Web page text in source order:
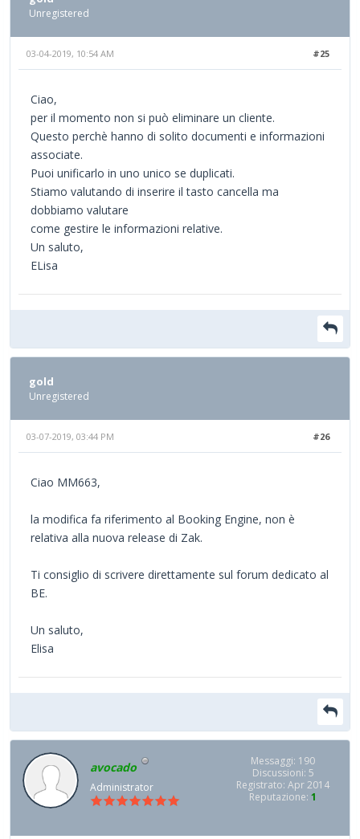
Unregistered
#25
03-04-2019, 10:54 AM
Ciao,
per il momento non si può eliminare un cliente.
Questo perchè hanno di solito documenti e informazioni
associate.
Puoi unificarlo in uno unico se duplicati.
Stiamo valutando di inserire il tasto cancella ma
dobbiamo valutare
come gestire le informazioni relative.
Un saluto,
ELisa
gold
Unregistered
#26
03-07-2019, 03:44 PM
Ciao MM663,
la modifica fa riferimento al Booking Engine, non è
relativa alla nuova release di Zak.
Ti consiglio di scrivere direttamente sul forum dedicato al
BE.
Un saluto,
Elisa
avocado
Administrator
Messaggi: 190
Discussioni: 5
Registrato: Apr 2014
Reputazione: 1